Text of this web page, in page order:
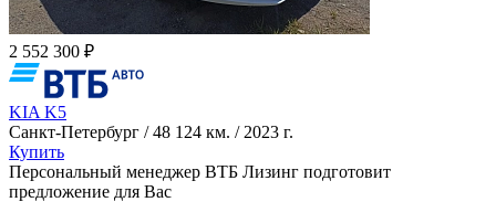
2 552 300 ₽
KIA K5
Санкт-Петербург / 48 124 км. / 2023 г.
Купить
Персональный менеджер ВТБ Лизинг подготовит
предложение для Вас